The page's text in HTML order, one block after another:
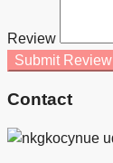
Review
Submit Review
Contact